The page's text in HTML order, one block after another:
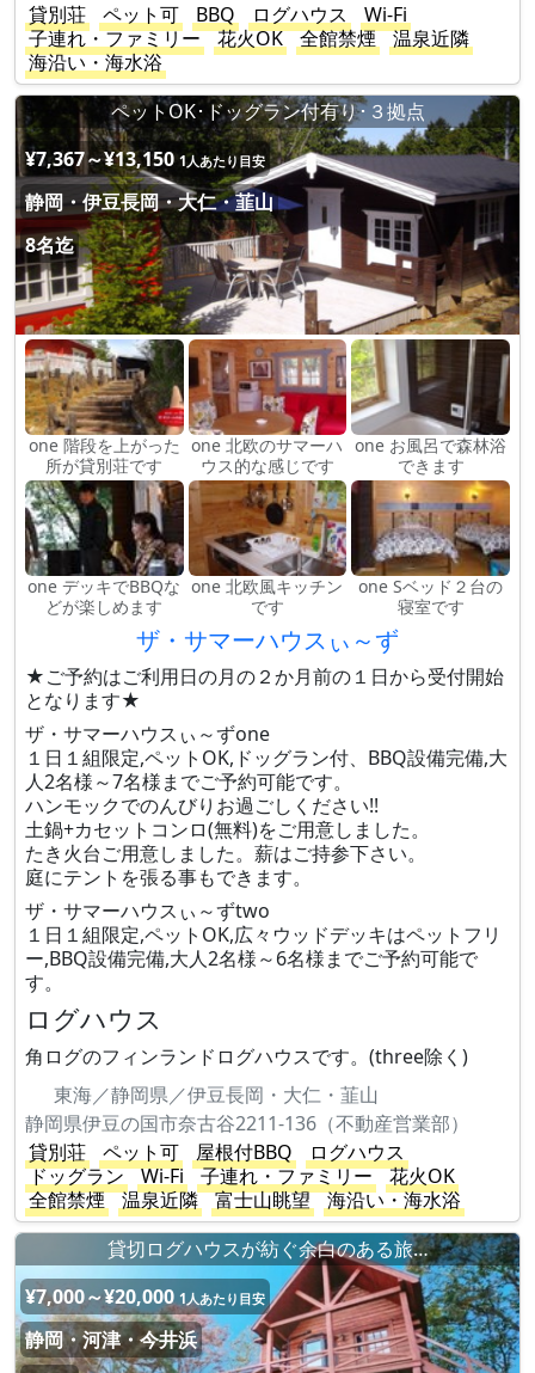
貸別荘
ペット可 BBQ ログハウス
Wi-Fi
子連れ・ファミリー
花火OK 全館禁煙
温泉近隣
海沿い・海水浴
ペットOK･ドッグラン付有り･３拠点
¥7,367～¥13,150 1人あたり目安
静岡・伊豆長岡・大仁・韮山
8名迄
one 階段を上がった
所が貸別荘です
one 北欧のサマーハ
ウス的な感じです
one お風呂で森林浴
できます
one デッキでBBQな
どが楽しめます
one 北欧風キッチン
です
one Sベッド２台の
寝室です
ザ・サマーハウスぃ～ず
★ご予約はご利用日の月の２か月前の１日から受付開始
となります★
ザ・サマーハウスぃ～ずone
１日１組限定,ペットOK,ドッグラン付、BBQ設備完備,大
人2名様～7名様までご予約可能です。
ハンモックでのんびりお過ごしください!!
土鍋+カセットコンロ(無料)をご用意しました。
たき火台ご用意しました。薪はご持参下さい。
庭にテントを張る事もできます。
ザ・サマーハウスぃ～ずtwo
１日１組限定,ペットOK,広々ウッドデッキはペットフリ
ー,BBQ設備完備,大人2名様～6名様までご予約可能で
す。
ログハウス
角ログのフィンランドログハウスです。(three除く)
東海／静岡県／伊豆長岡・大仁・韮山
静岡県伊豆の国市奈古谷2211-136（不動産営業部）
貸別荘
ペット可 屋根付BBQ
ログハウス
ドッグラン
Wi-Fi 子連れ・ファミリー
花火OK
全館禁煙
温泉近隣 富士山眺望
海沿い・海水浴
貸切ログハウスが紡ぐ余白のある旅…
¥7,000～¥20,000 1人あたり目安
静岡・河津・今井浜